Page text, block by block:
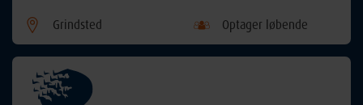
Grindsted Optager løbende